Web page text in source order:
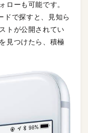
ローも可能です。
ドで探すと、見知ら
トが公開されてい
見つけたら、積極